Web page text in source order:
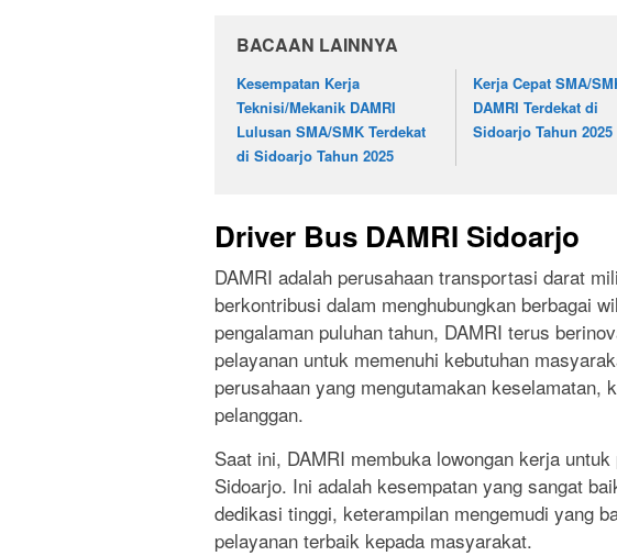
BACAAN LAINNYA
Kesempatan Kerja
Teknisi/Mekanik DAMRI
Lulusan SMA/SMK Terdekat
di Sidoarjo Tahun 2025
Kerja Cepat SMA/
DAMRI Terdekat di
Sidoarjo Tahun 2025
Driver Bus DAMRI Sidoarjo
DAMRI adalah perusahaan transportasi darat
berkontribusi dalam menghubungkan berbagai
pengalaman puluhan tahun, DAMRI terus
pelayanan untuk memenuhi kebutuhan
perusahaan yang mengutamakan keselamatan,
pelanggan.
Saat ini, DAMRI membuka lowongan kerja
Sidoarjo. Ini adalah kesempatan yang sangat
dedikasi tinggi, keterampilan mengemudi yang
pelayanan terbaik kepada masyarakat.